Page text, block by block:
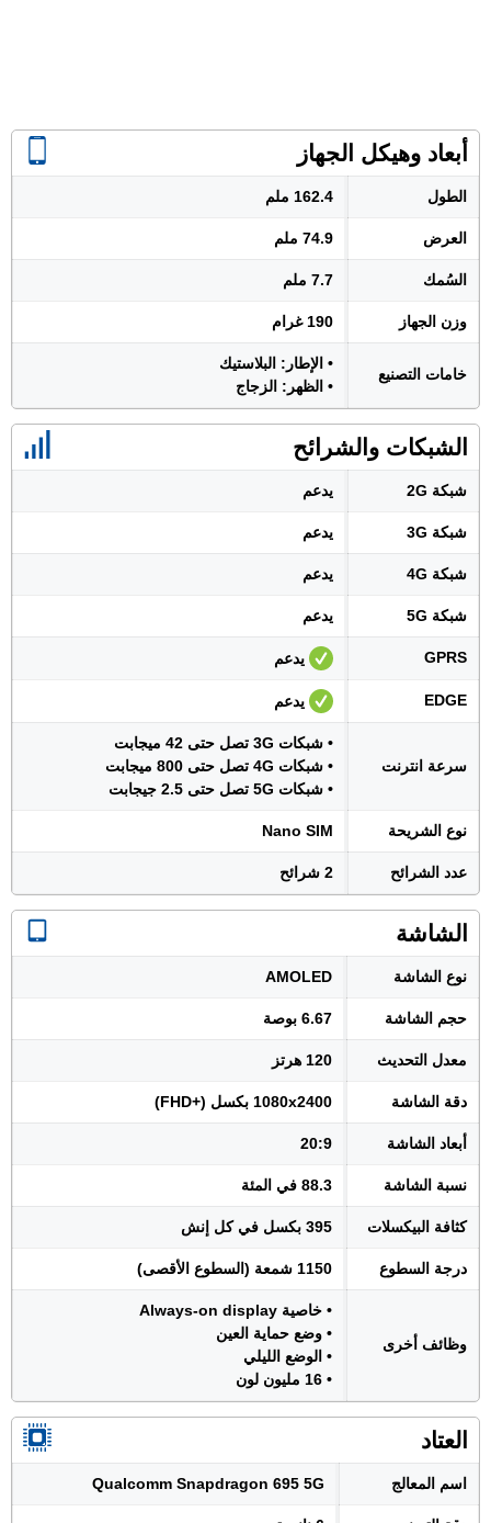
أبعاد وهيكل الجهاز
الطول 162.4 ملم
العرض 74.9 ملم
السُمك 7.7 ملم
وزن الجهاز 190 غرام
خامات التصنيع
• الإطار: البلاستيك
• الظهر: الزجاج
الشبكات والشرائح
شبكة 2G يدعم
شبكة 3G يدعم
شبكة 4G يدعم
شبكة 5G يدعم
GPRS يدعم
EDGE يدعم
سرعة انترنت
• شبكات 3G تصل حتى 42 ميجابت
• شبكات 4G تصل حتى 800 ميجابت
• شبكات 5G تصل حتى 2.5 جيجابت
نوع الشريحة Nano SIM
عدد الشرائح 2 شرائح
الشاشة
نوع الشاشة AMOLED
حجم الشاشة 6.67 بوصة
معدل التحديث 120 هرتز
دقة الشاشة 1080x2400 بكسل (+FHD)
أبعاد الشاشة 20:9
نسبة الشاشة 88.3 في المئة
كثافة البيكسلات 395 بكسل في كل إنش
درجة السطوع 1150 شمعة (السطوع الأقصى)
وظائف أخرى
• خاصية Always-on display
• وضع حماية العين
• الوضع الليلي
• 16 مليون لون
العتاد
اسم المعالج Qualcomm Snapdragon 695 5G